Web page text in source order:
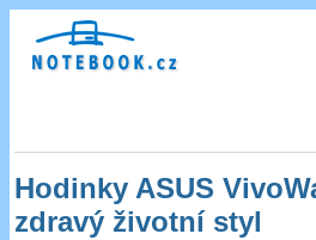
Hodinky ASUS
zdravý životní styl